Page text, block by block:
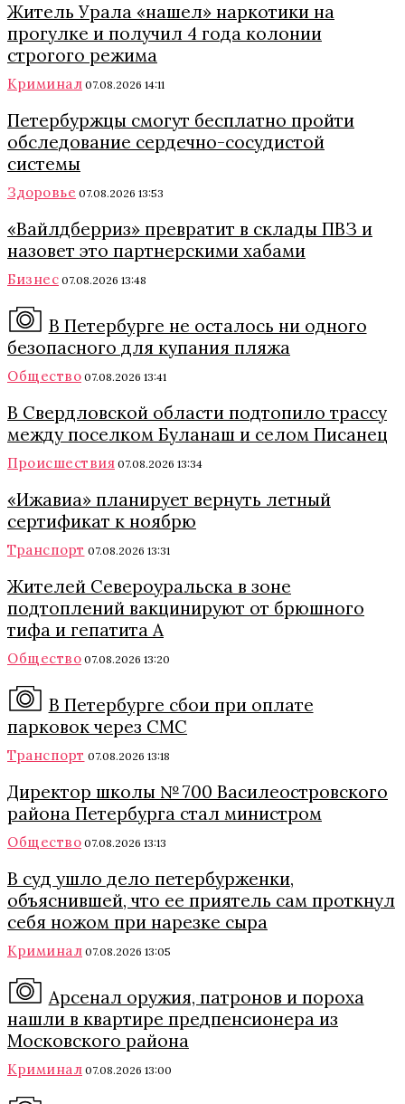
Житель Урала «нашел» наркотики на
прогулке и получил 4 года колонии
строгого режима
Криминал 07.08.2026 14:11
Петербуржцы смогут бесплатно пройти
обследование сердечно-сосудистой
системы
Здоровье 07.08.2026 13:53
«Вайлдберриз» превратит в склады ПВЗ и
назовет это партнерскими хабами
Бизнес 07.08.2026 13:48
В Петербурге не осталось ни одного
безопасного для купания пляжа
Общество 07.08.2026 13:41
В Свердловской области подтопило трассу
между поселком Буланаш и селом Писанец
Происшествия 07.08.2026 13:34
«Ижавиа» планирует вернуть летный
сертификат к ноябрю
Транспорт 07.08.2026 13:31
Жителей Североуральска в зоне
подтоплений вакцинируют от брюшного
тифа и гепатита А
Общество 07.08.2026 13:20
В Петербурге сбои при оплате
парковок через СМС
Транспорт 07.08.2026 13:18
Директор школы № 700 Василеостровского
района Петербурга стал министром
Общество 07.08.2026 13:13
В суд ушло дело петербурженки,
объяснившей, что ее приятель сам проткнул
себя ножом при нарезке сыра
Криминал 07.08.2026 13:05
Арсенал оружия, патронов и пороха
нашли в квартире предпенсионера из
Московского района
Криминал 07.08.2026 13:00